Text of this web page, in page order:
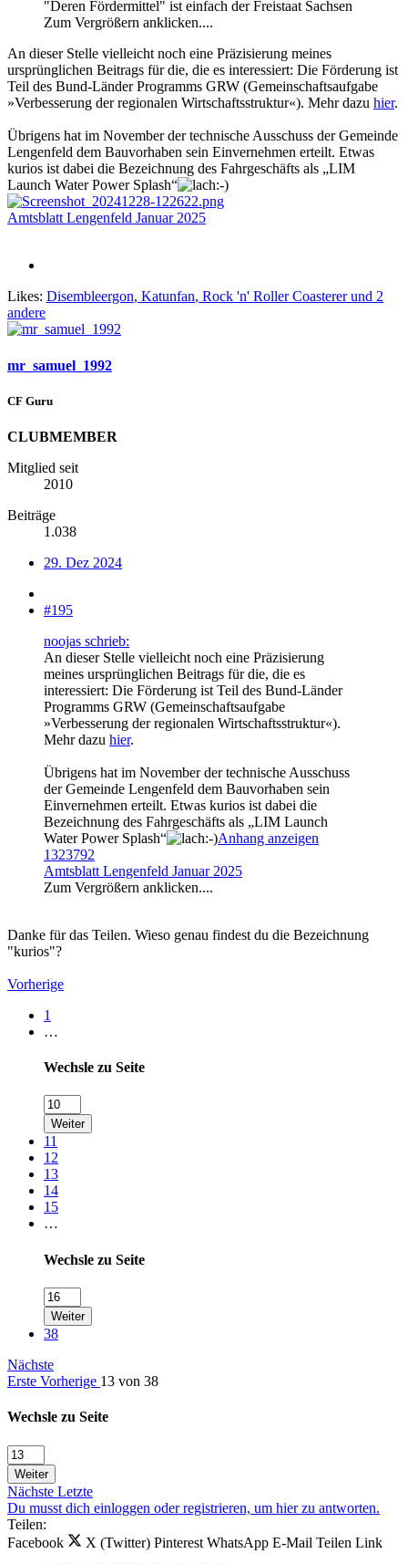
"Deren Fördermittel" ist einfach der Freistaat Sachsen
Zum Vergrößern anklicken....
An dieser Stelle vielleicht noch eine Präzisierung meines
ursprünglichen Beitrags für die, die es interessiert: Die Förderung ist
Teil des Bund-Länder Programms GRW (Gemeinschaftsaufgabe
»Verbesserung der regionalen Wirtschaftsstruktur«). Mehr dazu hier.
Übrigens hat im November der technische Ausschuss der Gemeinde
Lengenfeld dem Bauvorhaben sein Einvernehmen erteilt. Etwas
kurios ist dabei die Bezeichnung des Fahrgeschäfts als „LIM
Launch Water Power Splash“
Amtsblatt Lengenfeld Januar 2025
Likes: Disembleergon, Katunfan, Rock 'n' Roller Coastererund 2
andere
mr_samuel_1992
CF Guru
CLUBMEMBER
Mitglied seit
2010
Beiträge
1.038
29. Dez 2024
#195
noojas schrieb:
An dieser Stelle vielleicht noch eine Präzisierung
meines ursprünglichen Beitrags für die, die es
interessiert: Die Förderung ist Teil des Bund-Länder
Programms GRW (Gemeinschaftsaufgabe
»Verbesserung der regionalen Wirtschaftsstruktur«).
Mehr dazu hier.
Übrigens hat im November der technische Ausschuss
der Gemeinde Lengenfeld dem Bauvorhaben sein
Einvernehmen erteilt. Etwas kurios ist dabei die
Bezeichnung des Fahrgeschäfts als „LIM Launch
Water Power Splash“
Anhang anzeigen
1323792
Amtsblatt Lengenfeld Januar 2025
Zum Vergrößern anklicken....
Danke für das Teilen. Wieso genau findest du die Bezeichnung
"kurios"?
Vorherige
1
…
Wechsle zu Seite
Weiter
11
12
13
14
15
…
Wechsle zu Seite
Weiter
38
Nächste
Erste Vorherige 13 von 38
Wechsle zu Seite
Weiter
Nächste Letzte
Du musst dich einloggen oder registrieren, um hier zu antworten.
Teilen:
Facebook
X (Twitter) Pinterest WhatsApp E-Mail Teilen Link